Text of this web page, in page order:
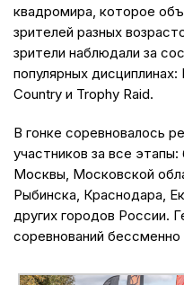
квадромира, которое
зрителей разных
зрители наблюдали за
популярных
Country и Trophy Raid.
В гонке соревновалось
участников за все этапы:
Москвы, Московской
Рыбинска, Краснодара,
других городов России.
соревнований бессменно